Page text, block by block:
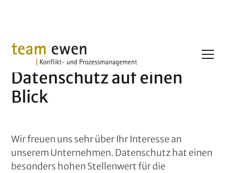
Datenschutz auf einen
Blick
Wir freuen uns sehr über Ihr Interesse an
unserem Unternehmen. Datenschutz hat einen
besonders hohen Stellenwert für die